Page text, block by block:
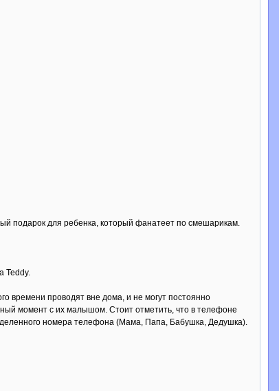
подарок для ребенка, который фанатеет по смешарикам.
Teddy.
времени проводят вне дома, и не могут постоянно
момент с их малышом. Стоит отметить, что в телефоне
номера телефона (Мама, Папа, Бабушка, Дедушка).